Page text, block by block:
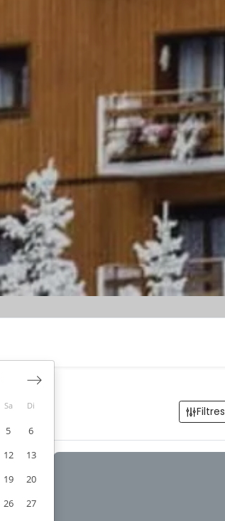
Sa Di
5
6
12
13
19
20
26
27
Filtres